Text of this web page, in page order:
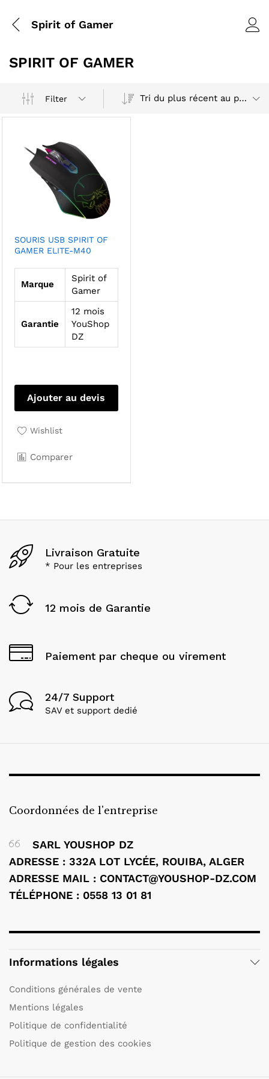
Spirit of Gamer
SPIRIT OF GAMER
Filter Tri du plus récent au plus ancien
SOURIS USB SPIRIT OF
GAMER ELITE-M40
Marque
Spirit of
Gamer
Garantie
12 mois
YouShop
DZ
Ajouter au devis
Wishlist
Comparer
Livraison Gratuite
* Pour les entreprises
12 mois de Garantie
Paiement par cheque ou virement
24/7 Support
SAV et support dedié
Coordonnées de l'entreprise
SARL YOUSHOP DZ
ADRESSE : 332A LOT LYCÉE, ROUIBA, ALGER
ADRESSE MAIL : CONTACT@YOUSHOP-DZ.COM
TÉLÉPHONE : 0558 13 01 81
Informations légales
Conditions générales de vente
Mentions légales
Politique de confidentialité
Politique de gestion des cookies